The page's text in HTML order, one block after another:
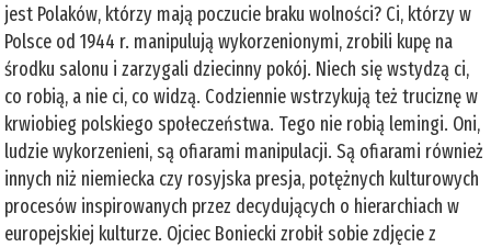
jest Polaków, którzy mają poczucie braku wolności? Ci, którzy w
Polsce od 1944 r. manipulują wykorzenionymi, zrobili kupę na
środku salonu i zarzygali dziecinny pokój. Niech się wstydzą ci,
co robią, a nie ci, co widzą. Codziennie wstrzykują też truciznę w
krwiobieg polskiego społeczeństwa. Tego nie robią lemingi. Oni,
ludzie wykorzenieni, są ofiarami manipulacji. Są ofiarami również
innych niż niemiecka czy rosyjska presja, potężnych kulturowych
procesów inspirowanych przez decydujących o hierarchiach w
europejskiej kulturze. Ojciec Boniecki zrobił sobie zdjęcie z